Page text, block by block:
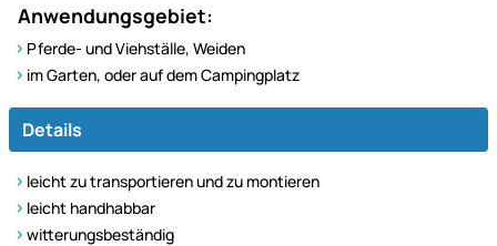
Anwendungsgebiet:
Pferde- und Viehställe, Weiden
im Garten, oder auf dem Campingplatz
Details
leicht zu transportieren und zu montieren
leicht handhabbar
witterungsbeständig